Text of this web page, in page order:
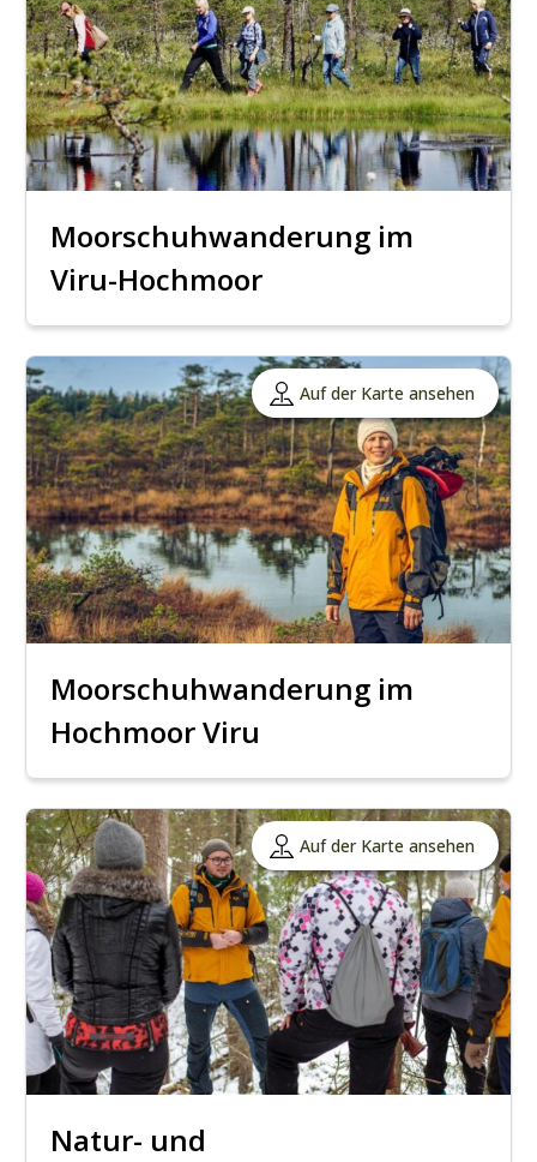
Moorschuhwanderung im
Viru-Hochmoor
Auf der Karte ansehen
Moorschuhwanderung im
Hochmoor Viru
Auf der Karte ansehen
Natur- und